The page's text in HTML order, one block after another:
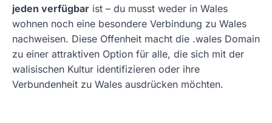
jeden verfügbar ist – du musst weder in Wales
wohnen noch eine besondere Verbindung zu Wales
nachweisen. Diese Offenheit macht die .wales Domain
zu einer attraktiven Option für alle, die sich mit der
walisischen Kultur identifizieren oder ihre
Verbundenheit zu Wales ausdrücken möchten.